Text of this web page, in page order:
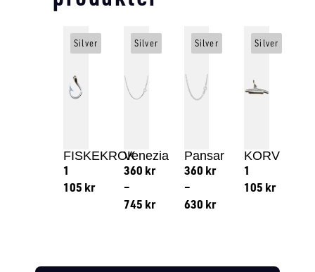
FISKEKROK
1
105 kr
Silver
Venezia
360 kr
–
745 kr
Silver
Pansar
360 kr
–
630 kr
Silver
KORV
1
105 kr
Silver